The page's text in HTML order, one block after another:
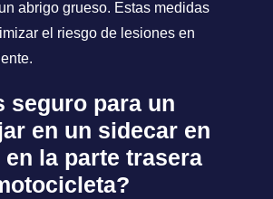
abrigo grueso. Estas medidas
el riesgo de lesiones en
seguro para un
en un sidecar en
en la parte trasera